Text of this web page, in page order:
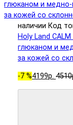
наличии Код
Holy Land
глюканом и
за кожей со
-7 %4199р.